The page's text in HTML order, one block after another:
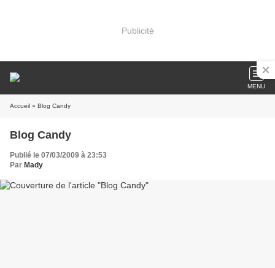
Publicité
MENU
Accueil » Blog Candy
Blog Candy
Publié le 07/03/2009 à 23:53
Par Mady